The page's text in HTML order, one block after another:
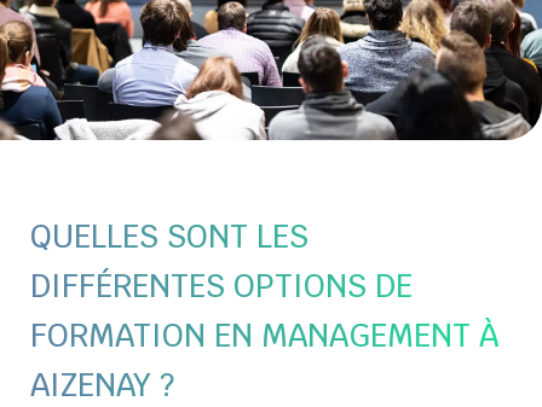
QUELLES SONT LES
DIFFÉRENTES OPTIONS DE
FORMATION EN MANAGEMENT À
AIZENAY ?